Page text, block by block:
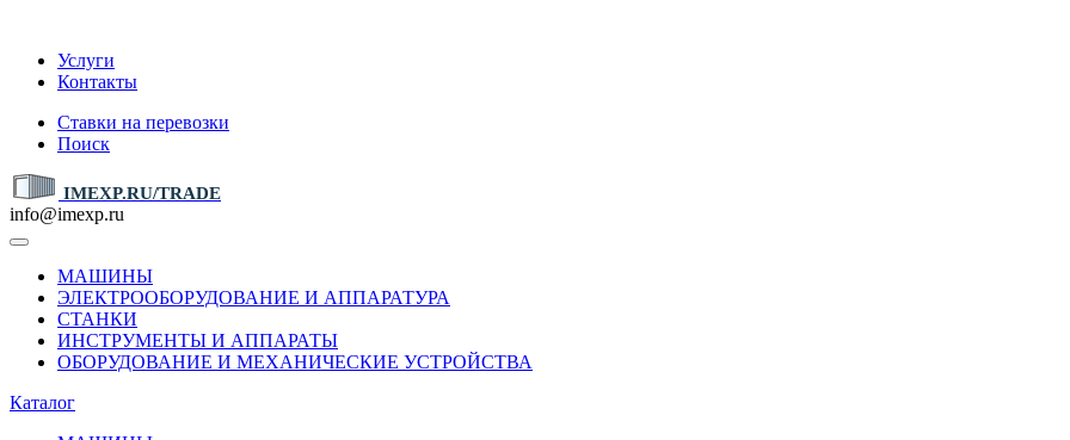
Услуги
Контакты
Ставки на перевозки
Поиск
IMEXP.RU/TRADE
info@imexp.ru
МАШИНЫ
ЭЛЕКТРООБОРУДОВАНИЕ И АППАРАТУРА
СТАНКИ
ИНСТРУМЕНТЫ И АППАРАТЫ
ОБОРУДОВАНИЕ И МЕХАНИЧЕСКИЕ УСТРОЙСТВА
Каталог